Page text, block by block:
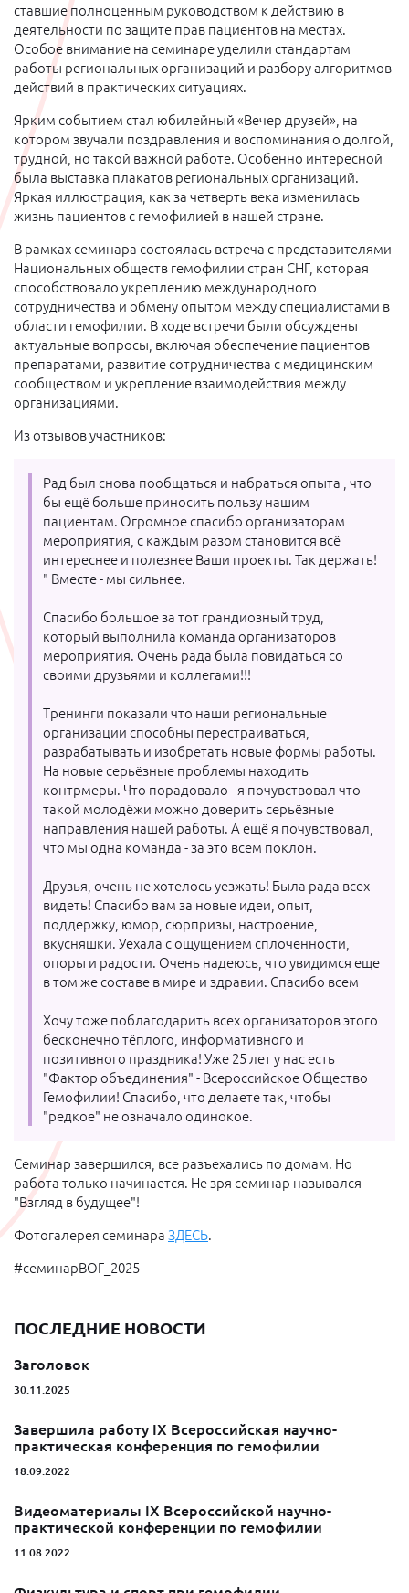
ставшие полноценным руководством к действию в
деятельности по защите прав пациентов на местах.
Особое внимание на семинаре уделили стандартам
работы региональных организаций и разбору алгоритмов
действий в практических ситуациях.
Ярким событием стал юбилейный «Вечер друзей», на
котором звучали поздравления и воспоминания о долгой,
трудной, но такой важной работе. Особенно интересной
была выставка плакатов региональных организаций.
Яркая иллюстрация, как за четверть века изменилась
жизнь пациентов с гемофилией в нашей стране.
В рамках семинара состоялась встреча с представителями
Национальных обществ гемофилии стран СНГ, которая
способствовало укреплению международного
сотрудничества и обмену опытом между специалистами в
области гемофилии. В ходе встречи были обсуждены
актуальные вопросы, включая обеспечение пациентов
препаратами, развитие сотрудничества с медицинским
сообществом и укрепление взаимодействия между
организациями.
Из отзывов участников:
Рад был снова пообщаться и набраться опыта , что
бы ещё больше приносить пользу нашим
пациентам. Огромное спасибо организаторам
мероприятия, с каждым разом становится всё
интереснее и полезнее Ваши проекты. Так держать!
" Вместе - мы сильнее.
Спасибо большое за тот грандиозный труд,
который выполнила команда организаторов
мероприятия. Очень рада была повидаться со
своими друзьями и коллегами!!!
Тренинги показали что наши региональные
организации способны перестраиваться,
разрабатывать и изобретать новые формы работы.
На новые серьёзные проблемы находить
контрмеры. Что порадовало - я почувствовал что
такой молодёжи можно доверить серьёзные
направления нашей работы. А ещё я почувствовал,
что мы одна команда - за это всем поклон.
Друзья, очень не хотелось уезжать! Была рада всех
видеть! Спасибо вам за новые идеи, опыт,
поддержку, юмор, сюрпризы, настроение,
вкусняшки. Уехала с ощущением сплоченности,
опоры и радости. Очень надеюсь, что увидимся еще
в том же составе в мире и здравии. Спасибо всем
Хочу тоже поблагодарить всех организаторов этого
бесконечно тёплого, информативного и
позитивного праздника! Уже 25 лет у нас есть
"Фактор объединения" - Всероссийское Общество
Гемофилии! Спасибо, что делаете так, чтобы
"редкое" не означало одинокое.
Семинар завершился, все разъехались по домам. Но
работа только начинается. Не зря семинар назывался
"Взгляд в будущее"!
Фотогалерея семинара ЗДЕСЬ.
#семинарВОГ_2025
ПОСЛЕДНИЕ НОВОСТИ
Заголовок
30.11.2025
Завершила работу IX Всероссийская научно-
практическая конференция по гемофилии
18.09.2022
Видеоматериалы IX Всероссийской научно-
практической конференции по гемофилии
11.08.2022